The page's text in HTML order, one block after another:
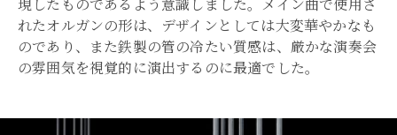
れたオルガンの形は、デザインとしては大変華やかなも
のであり、また鉄製の管の冷たい質感は、厳かな演奏会
の雰囲気を視覚的に演出するのに最適でした。